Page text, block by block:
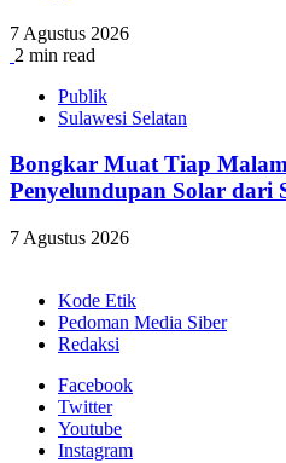
7 Agustus 2026
2 min read
Publik
Sulawesi Selatan
Bongkar Muat Tiap
Penyelundupan Solar dari
7 Agustus 2026
Kode Etik
Pedoman Media Siber
Redaksi
Facebook
Twitter
Youtube
Instagram